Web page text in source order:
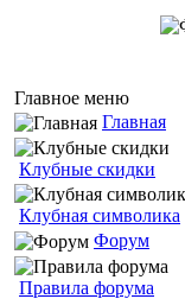
Главное меню
Главная
Клубные скидки
Клубная символика
Форум
Правила форума